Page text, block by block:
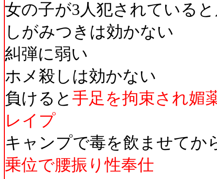
女の子が3人犯されている
しがみつきは効かない
糾弾に弱い
ホメ殺しは効かない
負けると 手足を拘束され媚
レイプ
キャンプで毒を飲ませてか
乗位で腰振り性奉仕